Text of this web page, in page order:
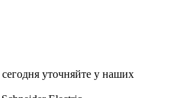
уточняйте у наших